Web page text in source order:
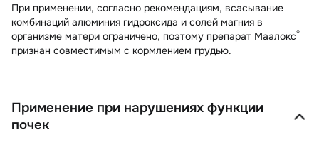
При применении, согласно рекомендациям, всасывание
комбинаций алюминия гидроксида и солей магния в
организме матери ограничено, поэтому препарат Маалокс®
признан совместимым с кормлением грудью.
Применение при нарушениях функции
почек